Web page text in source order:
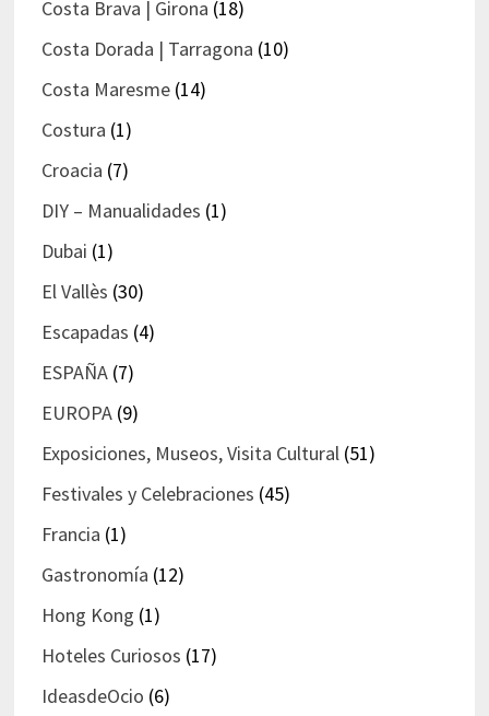
Costa Brava | Girona (18)
Costa Dorada | Tarragona (10)
Costa Maresme(14)
Costura (1)
Croacia (7)
DIY – Manualidades (1)
Dubai (1)
El Vallès (30)
Escapadas (4)
ESPAÑA(7)
EUROPA(9)
Exposiciones, Museos, Visita Cultural(51)
Festivales y Celebraciones (45)
Francia (1)
Gastronomía (12)
Hong Kong (1)
Hoteles Curiosos (17)
IdeasdeOcio (6)